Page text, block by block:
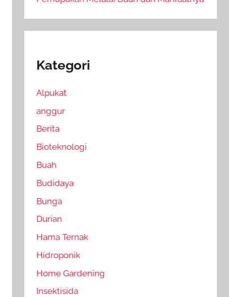
Kategori
Alpukat
anggur
Berita
Bioteknologi
Buah
Budidaya
Bunga
Durian
Hama Ternak
Hidroponik
Home Gardening
Insektisida